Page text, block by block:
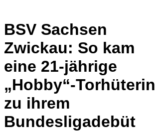
BSV Sachsen
Zwickau: So kam
eine 21-jährige
„Hobby“-Torhüterin
zu ihrem
Bundesligadebüt